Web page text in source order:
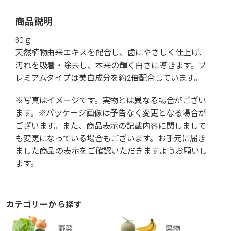
商品説明
60ｇ
天然植物由来エキスを配合し、歯にやさしく仕上げ、
汚れを吸着・除去し、本来の輝く白さに導きます。プ
レミアムタイプは美白成分を約2倍配合しています。
※写真はイメージです。実物とは異なる場合がござい
ます。※パッケージ画像は予告なく変更となる場合が
ございます。また、商品表示の記載内容に関しまして
も変更になっている場合もございます。お手元に届き
ました商品の表示をご確認いただきますようお願いし
ます。
カテゴリーから探す